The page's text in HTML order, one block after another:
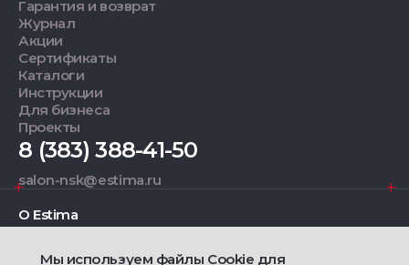
Гарантия и возврат
Журнал
Акции
Сертификаты
Каталоги
Инструкции
Для бизнеса
Проекты
8 (383) 388-41-50
salon-nsk@estima.ru
О Estima
Мы используем файлы Cookie для